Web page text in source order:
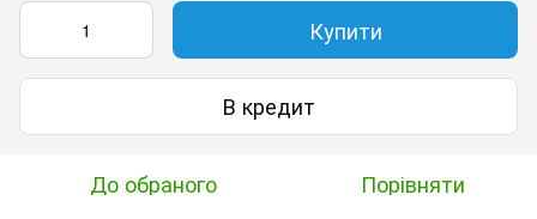
Купити
В кредит
До обраного Порівняти